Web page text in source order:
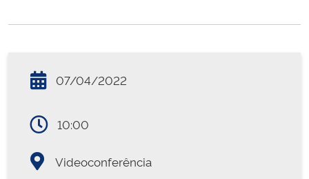
07/04/2022
10:00
Videoconferência